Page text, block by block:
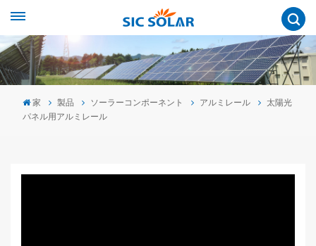
家 製品 ソーラーコンポーネント アルミレール
太陽光
パネル用アルミレール